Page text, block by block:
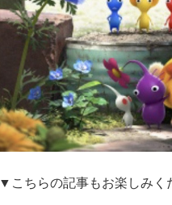
▼こちらの記事もお楽しみく